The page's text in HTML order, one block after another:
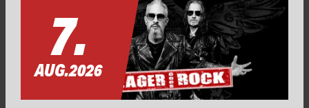
7.
AUG.2026